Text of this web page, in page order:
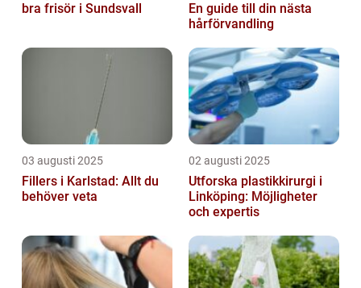
bra frisör i Sundsvall
En guide till din nästa
hårförvandling
03 augusti 2025
Fillers i Karlstad: Allt du
behöver veta
02 augusti 2025
Utforska plastikkirurgi i
Linköping: Möjligheter
och expertis